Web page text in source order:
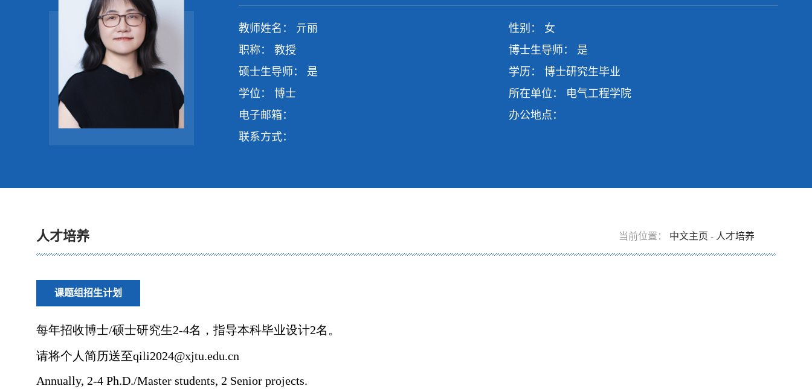
教师姓名： 亓丽
性别： 女
职称： 教授
博士生导师： 是
硕士生导师： 是
学历： 博士研究生毕业
学位： 博士
所在单位： 电气工程学院
电子邮箱：
办公地点：
联系方式：
人才培养 当前位置： 中文主页 - 人才培养
课题组招生计划